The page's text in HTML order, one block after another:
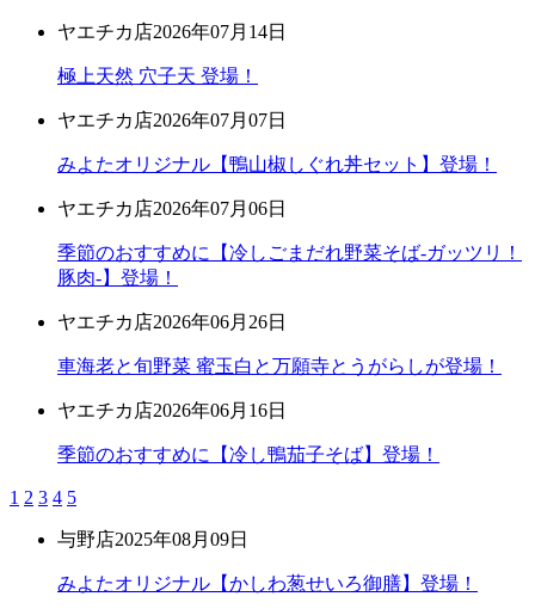
ヤエチカ店2026年07月14日
極上天然 穴子天 登場！
ヤエチカ店2026年07月07日
みよたオリジナル【鴨山椒しぐれ丼セット】登場！
ヤエチカ店2026年07月06日
季節のおすすめに【冷しごまだれ野菜そば-ガッツリ！
豚肉-】登場！
ヤエチカ店2026年06月26日
車海老と旬野菜 蜜玉白と万願寺とうがらしが登場！
ヤエチカ店2026年06月16日
季節のおすすめに【冷し鴨茄子そば】登場！
1 2 3 4 5
与野店2025年08月09日
みよたオリジナル【かしわ葱せいろ御膳】登場！